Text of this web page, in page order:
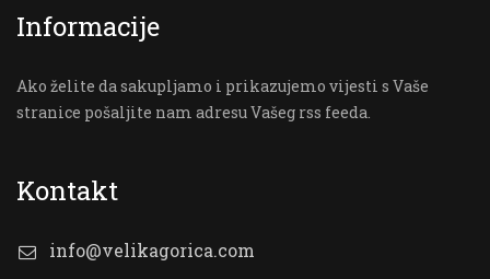
Informacije
Ako želite da sakupljamo i prikazujemo vijesti s Vaše
stranice pošaljite nam adresu Vašeg rss feeda.
Kontakt
info@velikagorica.com